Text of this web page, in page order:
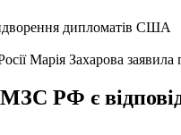
Марія Захарова
РФ є